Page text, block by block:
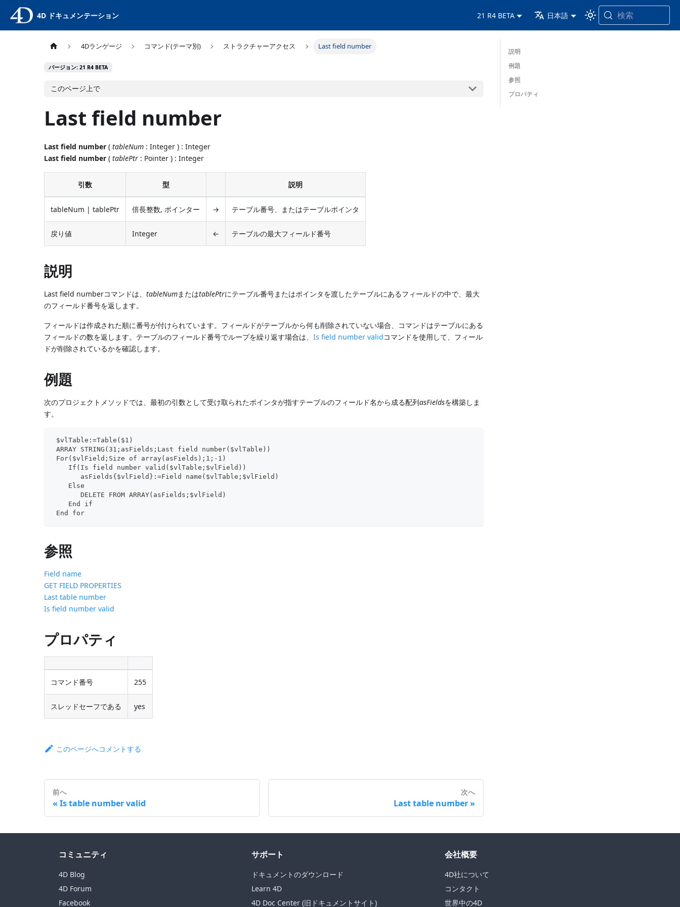
4D ドキュメンテーション 21 R4 BETA 日本語 検索
4Dランゲージ コマンド(テーマ別) ストラクチャーアクセス Last field number
バージョン: 21 R4 BETA
このページ上で
Last field number
Last field number (tableNum : Integer ) : Integer
Last field number (tablePtr : Pointer ) : Integer
引数 型 説明
tableNum | tablePtr 倍長整数, ポインター → テーブル番号、またはテーブルポインタ
戻り値 Integer ← テーブルの最大フィールド番号
説明
Last field numberコマンドは、tableNumまたはtablePtrにテーブル番号またはポインタを渡したテーブルにあるフィールドの中で、最大
のフィールド番号を返します。
フィールドは作成された順に番号が付けられています。フィールドがテーブルから何も削除されていない場合、コマンドはテーブルにある
フィールドの数を返します。テーブルのフィールド番号でループを繰り返す場合は、Is field number validコマンドを使用して、フィール
ドが削除されているかを確認します。
例題
次のプロジェクトメソッドでは、最初の引数として受け取られたポインタが指すテーブルのフィールド名から成る配列asFieldsを構築しま
す。
$vlTable:=Table($1)
ARRAY STRING(31;asFields;Last field number($vlTable))
For($vlField;Size of array(asFields);1;-1)
If(Is field number valid($vlTable;$vlField))
asFields{$vlField}:=Field name($vlTable;$vlField)
Else
DELETE FROM ARRAY(asFields;$vlField)
End if
End for
参照
Field name
GET FIELD PROPERTIES
Last table number
Is field number valid
プロパティ
コマンド番号 255
スレッドセーフである yes
このページへコメントする
前へ
Is table number valid
次へ
Last table number
説明
例題
参照
プロパティ
コミュニティ
4D Blog
4D Forum
Facebook
サポート
ドキュメントのダウンロード
Learn 4D
4D Doc Center (旧ドキュメントサイト)
会社概要
4D社について
コンタクト
世界中の4D